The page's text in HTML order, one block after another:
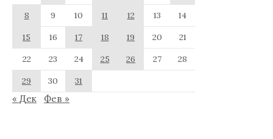
8
9 10 11 12 13
14
15
16 17 18 19 20
21
22
23 24 25 26 27
28
29
30 31
« Дек Фев »